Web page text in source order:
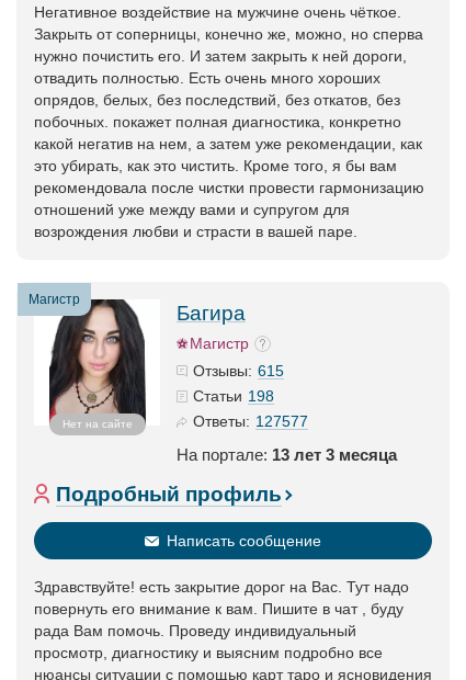
Негативное воздействие на мужчине очень чёткое.
Закрыть от соперницы, конечно же, можно, но сперва
нужно почистить его. И затем закрыть к ней дороги,
отвадить полностью. Есть очень много хороших
опрядов, белых, без последствий, без откатов, без
побочных. покажет полная диагностика, конкретно
какой негатив на нем, а затем уже рекомендации, как
это убирать, как это чистить. Кроме того, я бы вам
рекомендовала после чистки провести гармонизацию
отношений уже между вами и супругом для
возрождения любви и страсти в вашей паре.
Магистр
Нет на сайте
Багира
Магистр
Отзывы: 615
Статьи 198
Ответы: 127577
На портале: 13 лет 3 месяца
Подробный профиль
Написать сообщение
Здравствуйте! есть закрытие дорог на Вас. Тут надо
повернуть его внимание к вам. Пишите в чат , буду
рада Вам помочь. Проведу индивидуальный
просмотр, диагностику и выясним подробно все
нюансы ситуации с помощью карт таро и ясновидения